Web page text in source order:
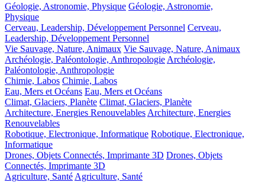
Géologie, Astronomie, Physique Géologie, Astronomie,
Physique
Cerveau, Leadership, Développement Personnel Cerveau,
Leadership, Développement Personnel
Vie Sauvage, Nature, Animaux Vie Sauvage, Nature, Animaux
Archéologie, Paléontologie, Anthropologie Archéologie,
Paléontologie, Anthropologie
Chimie, Labos Chimie, Labos
Eau, Mers et Océans Eau, Mers et Océans
Climat, Glaciers, Planète Climat, Glaciers, Planète
Architecture, Energies Renouvelables Architecture, Energies
Renouvelables
Robotique, Electronique, Informatique Robotique, Electronique,
Informatique
Drones, Objets Connectés, Imprimante 3D Drones, Objets
Connectés, Imprimante 3D
Agriculture, Santé Agriculture, Santé